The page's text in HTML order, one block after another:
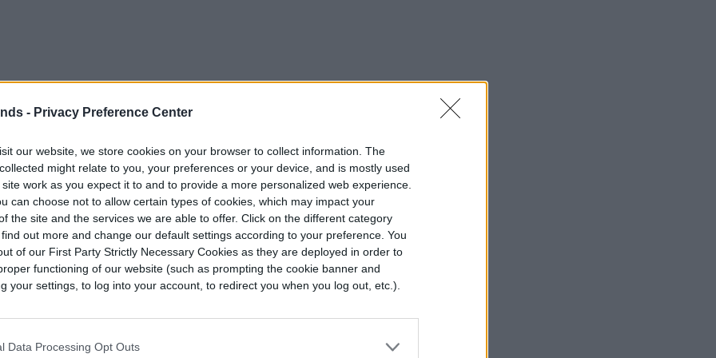
- Privacy Preference Center
our website, we store cookies on your browser to collect information. The
might relate to you, your preferences or your device, and is mostly used
work as you expect it to and to provide a more personalized web experience.
can choose not to allow certain types of cookies, which may impact your
the site and the services we are able to offer. Click on the different category
out more and change our default settings according to your preference. You
of our First Party Strictly Necessary Cookies as they are deployed in order to
functioning of our website (such as prompting the cookie banner and
your settings, to log into your account, to redirect you when you log out, etc.).
Data Processing Opt Outs
durante 17 horas, no se detectaron señales
pudo examinar más de 10.3 millones de
el equipo investigador señala que el trabajo
océano. “Pero nosotros solo estudiamos un
“Buscar indicios de tecnología es